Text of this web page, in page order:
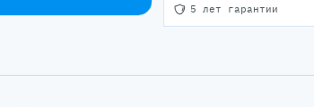
5 лет гарантии